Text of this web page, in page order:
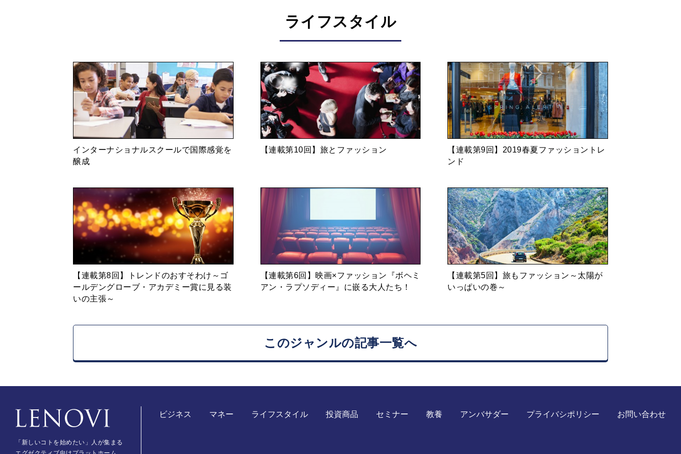
レギュラーの方々は私たちのことを知らないので、みんな探りながら質問する
んですよ。それはほんとに経験とこの業界を知り尽くしていないとできない。目
を見て、この人だったらこの質問をしても良いだろうと言うのを探りながら質問
するんです。
そして、会話が進まない時も、気まずい雰囲気になっても、すぐに繋げてくれ
る、例えば、黒人で日本育ちの方が、延々と自分の話をしてる時に、さんまさん
が、途中で「お前日本語うますぎて内容全然入ってけーへん」とおっしゃいまし
た（笑）
日本のメディアと海外との違い
ライフスタイル
インターナショナルスクールで国際感覚を
醸成
【連載第10回】旅とファッション
【連載第9回】2019春夏ファッショントレ
ンド
【連載第8回】トレンドのおすそわけ～ゴ
ールデングローブ・アカデミー賞に見る装
いの主張～
【連載第6回】映画×ファッション『ボヘミ
アン・ラプソディー』に嵌る大人たち！
【連載第5回】旅もファッション～太陽が
いっぱいの巻～
このジャンルの記事一覧へ
「新しいコトを始めたい」人が集まる
ビジネス マネー ライフスタイル 投資商品 セミナー 教養 アンバサダー プライバシポリシー お問い合わせ